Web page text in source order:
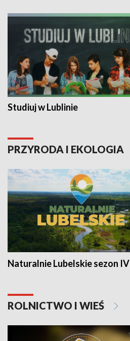
Studiuj w Lublinie
PRZYRODA I EKOLOGIA
Naturalnie Lubelskie sezon IV
ROLNICTWO I WIEŚ